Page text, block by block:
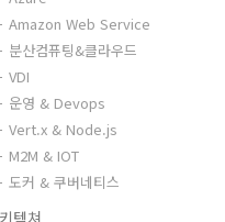
Amazon Web Service
분산컴퓨팅&클라우드
VDI
운영 & Devops
Vert.x & Node.js
M2M & IOT
도커 & 쿠버네티스
텍쳐